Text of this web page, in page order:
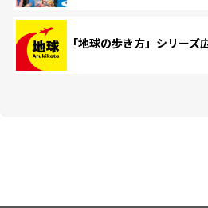
「地球の歩き方」シリーズ